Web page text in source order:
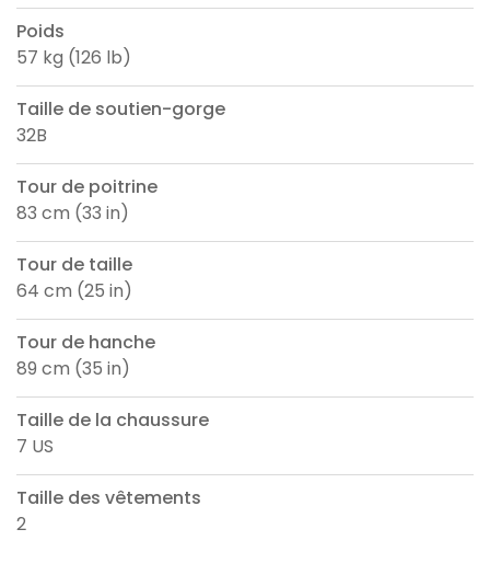
Poids
57 kg (126 lb)
Taille de soutien-gorge
32B
Tour de poitrine
83 cm (33 in)
Tour de taille
64 cm (25 in)
Tour de hanche
89 cm (35 in)
Taille de la chaussure
7 US
Taille des vêtements
2